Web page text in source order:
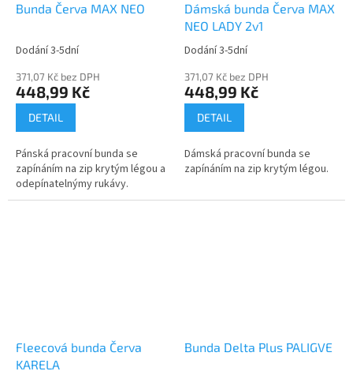
Bunda Červa MAX NEO
Dodání 3-5dní
371,07 Kč bez DPH
448,99 Kč
DETAIL
Pánská pracovní bunda se
zapínáním na zip krytým légou a
odepínatelnýmy rukávy.
Dámská bunda Červa MAX
NEO LADY 2v1
Dodání 3-5dní
371,07 Kč bez DPH
448,99 Kč
DETAIL
Dámská pracovní bunda se
zapínáním na zip krytým légou.
Fleecová bunda Červa
KARELA
Bunda Delta Plus PALIGVE